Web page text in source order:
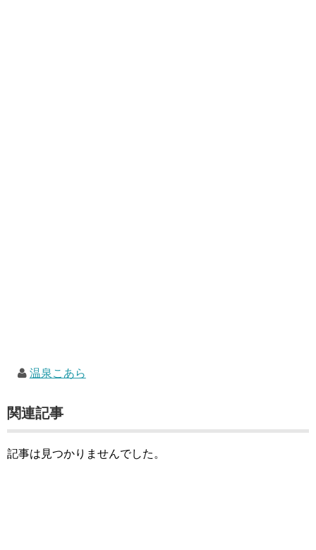
温泉こあら
関連記事
記事は見つかりませんでした。